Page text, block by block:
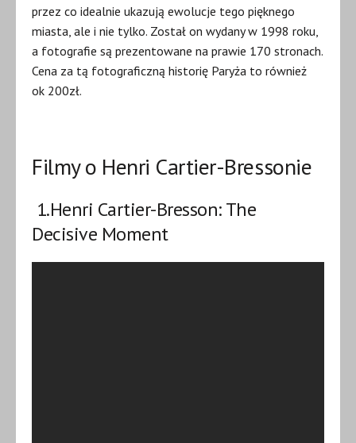
przez co idealnie ukazują ewolucje tego pięknego
miasta, ale i nie tylko. Został on wydany w 1998 roku,
a fotografie są prezentowane na prawie 170 stronach.
Cena za tą fotograficzną historię Paryża to również
ok 200zł.
Filmy o Henri Cartier-Bressonie
1.Henri Cartier-Bresson: The
Decisive Moment